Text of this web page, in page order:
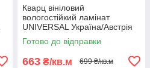
Кварц вініловий
вологостійкий ламінат
UNIVERSAL Україна/Австрія
404/4 - 42 клас
Готово до відправки
663 ₴/кв.м 699 ₴/кв.м